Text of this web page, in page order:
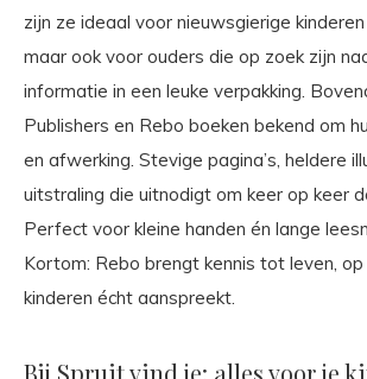
zijn ze ideaal voor nieuwsgierige
maar ook voor ouders die op zoek zijn
informatie in een leuke verpakking.
Publishers en Rebo boeken bekend om
en afwerking. Stevige pagina’s, heldere
uitstraling die uitnodigt om keer op keer
Perfect voor kleine handen én lange
Kortom: Rebo brengt kennis tot leven,
kinderen écht aanspreekt.
Bij Spruit vind je: alles voor je